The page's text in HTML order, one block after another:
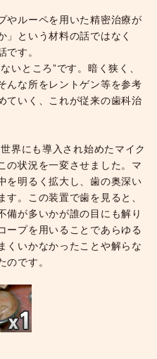
やルーペを用いた精密治療が
」という材料の話ではなく
です。
いところ”です。暗く狭く、
んな所をレントゲン等を参考
ていく、これが従来の歯科治
界にも導入され始めたマイク
の状況を一変させました。マ
を明るく拡大し、歯の奥深い
す。この装置で歯を見ると、
備が多いかが誰の目にも解り
ープを用いることであらゆる
くいかなかったことや解らな
のです。